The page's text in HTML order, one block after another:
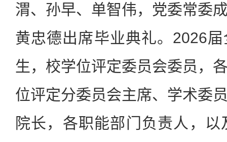
渭、孙早、单智伟，党委常委
黄忠德出席毕业典礼。2026
生，校学位评定委员会委员，
位评定分委员会主席、学术委
院长，各职能部门负责人，